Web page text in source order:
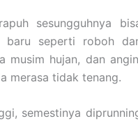
sesungguhnya
baru seperti roboh
musim hujan, dan
merasa tidak tenang.
semestinya